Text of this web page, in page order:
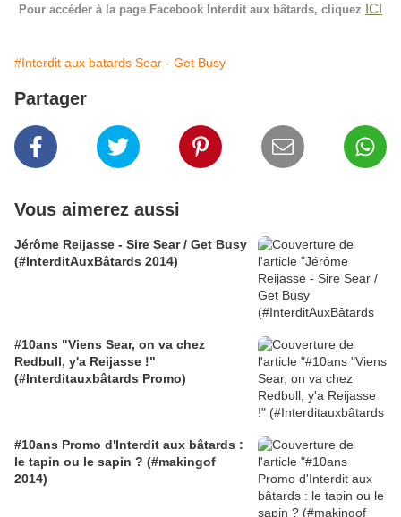
Pour accéder à la page Facebook Interdit aux bâtards, cliquez ICI
#Interdit aux batards Sear - Get Busy
Partager
Vous aimerez aussi
Jérôme Reijasse - Sire Sear / Get Busy
(#InterditAuxBâtards 2014)
#10ans "Viens Sear, on va chez
Redbull, y'a Reijasse !"
(#Interditauxbâtards Promo)
#10ans Promo d'Interdit aux bâtards :
le tapin ou le sapin ? (#makingof
2014)